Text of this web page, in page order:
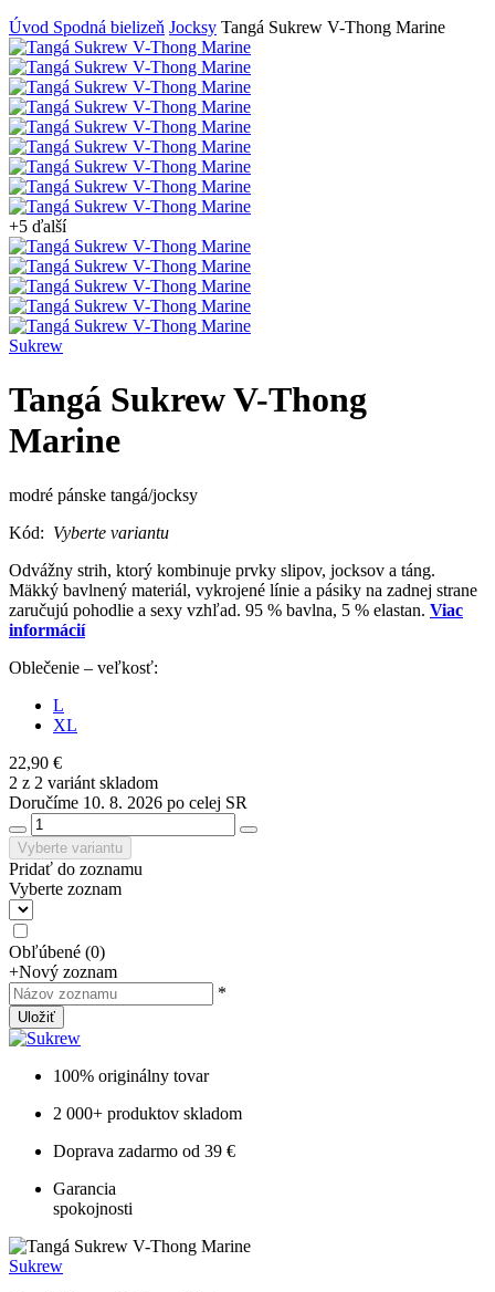
Úvod Spodná bielizeň Jocksy Tangá Sukrew V-Thong Marine
+5 ďalší
Sukrew
Tangá Sukrew V-Thong
Marine
modré pánske tangá/jocksy
Kód: Vyberte variantu
Odvážny strih, ktorý kombinuje prvky slipov, jocksov a táng.
Mäkký bavlnený materiál, vykrojené línie a pásiky na zadnej strane
zaručujú pohodlie a sexy vzhľad. 95 % bavlna, 5 % elastan. Viac
informácií
Oblečenie – veľkosť:
L
XL
22,90 €
2 z 2 variánt skladom
Doručíme 10. 8. 2026 po celej SR
Vyberte variantu
Pridať do zoznamu
Vyberte zoznam
Obľúbené (0)
+Nový zoznam
*
Uložiť
100% originálny tovar
2 000+ produktov skladom
Doprava zadarmo od 39 €
Garancia
spokojnosti
Sukrew